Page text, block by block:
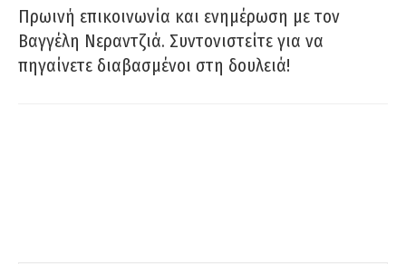
Πρωινή επικοινωνία και ενημέρωση με τον
Βαγγέλη Νεραντζιά. Συντονιστείτε για να
πηγαίνετε διαβασμένοι στη δουλειά!